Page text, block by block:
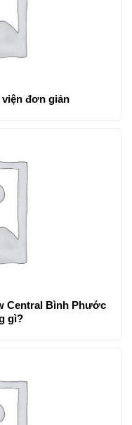
viện đơn giản
Central Bình Phước
gì?